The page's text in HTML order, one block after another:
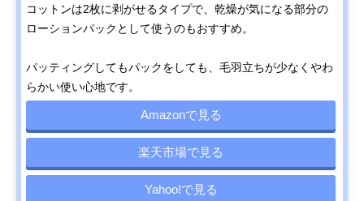
コットンは2枚に剥がせるタイプで、乾燥が気になる部分の
ローションパックとして使うのもおすすめ。
パッティングしてもパックをしても、毛羽立ちが少なくやわ
らかい使い心地です。
Amazonで見る
楽天市場で見る
Yahoo!で見る